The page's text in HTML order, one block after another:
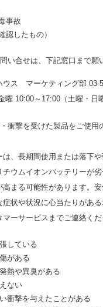
事故
認したもの）
い合せは、下記窓口まで願
ス マーケティング部 03-
10:00～17:00（土曜・日
衝撃を受けた製品をご使用
は、長期間使用または落下
チウムイオンバッテリーが
まる可能性があります。安
症状や状況に心当たりがあ
ーサービスまでご連絡くだ
している
がある
熱や異臭がある
ない
衝撃を与えたことがある